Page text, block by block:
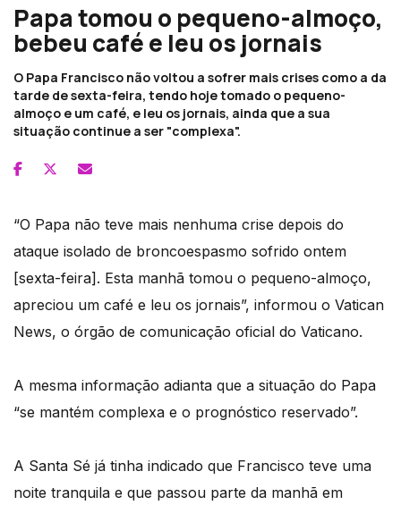
Papa tomou o pequeno-almoço,
bebeu café e leu os jornais
O Papa Francisco não voltou a sofrer mais crises como a da
tarde de sexta-feira, tendo hoje tomado o pequeno-
almoço e um café, e leu os jornais, ainda que a sua
situação continue a ser "complexa".
“O Papa não teve mais nenhuma crise depois do
ataque isolado de broncoespasmo sofrido ontem
[sexta-feira]. Esta manhã tomou o pequeno-almoço,
apreciou um café e leu os jornais”, informou o Vatican
News, o órgão de comunicação oficial do Vaticano.
A mesma informação adianta que a situação do Papa
“se mantém complexa e o prognóstico reservado”.
A Santa Sé já tinha indicado que Francisco teve uma
noite tranquila e que passou parte da manhã em